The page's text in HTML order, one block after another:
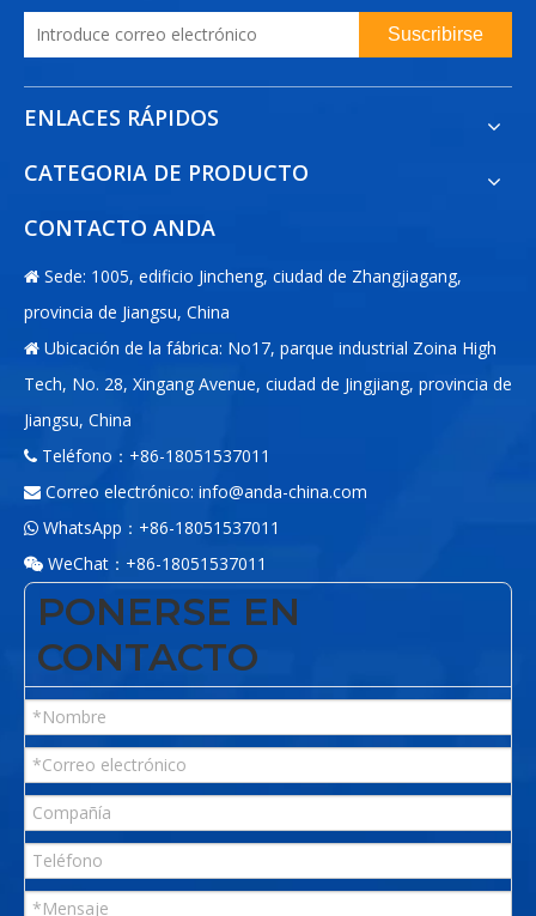
Suscribirse
ENLACES RÁPIDOS
CATEGORIA DE PRODUCTO
CONTACTO ANDA
 Sede: 1005, edificio Jincheng, ciudad de Zhangjiagang,
provincia de Jiangsu, China
 Ubicación de la fábrica: No17, parque industrial Zoina High
Tech, No. 28, Xingang Avenue, ciudad de Jingjiang, provincia de
Jiangsu, China
 Teléfono：+86-18051537011
 Correo electrónico: info@anda-china.com
 WhatsApp：+86-18051537011
 WeChat：+86-18051537011
PONERSE EN
CONTACTO